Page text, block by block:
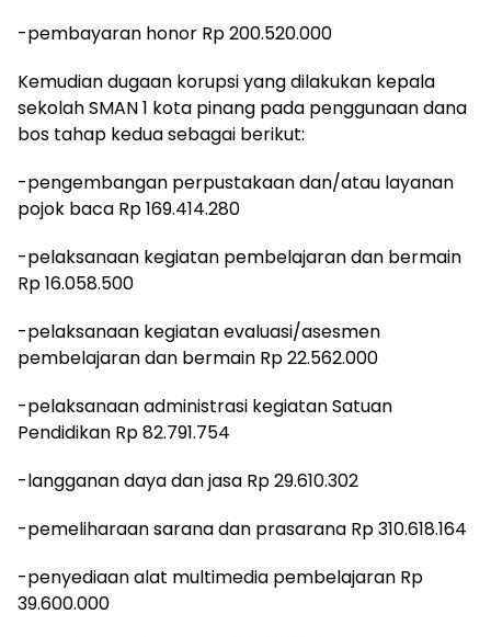
-pembayaran honor Rp 200.520.000
Kemudian dugaan korupsi yang dilakukan kepala
sekolah SMAN 1 kota pinang pada penggunaan dana
bos tahap kedua sebagai berikut:
-pengembangan perpustakaan dan/atau layanan
pojok baca Rp 169.414.280
-pelaksanaan kegiatan pembelajaran dan bermain
Rp 16.058.500
-pelaksanaan kegiatan evaluasi/asesmen
pembelajaran dan bermain Rp 22.562.000
-pelaksanaan administrasi kegiatan Satuan
Pendidikan Rp 82.791.754
-langganan daya dan jasa Rp 29.610.302
-pemeliharaan sarana dan prasarana Rp 310.618.164
-penyediaan alat multimedia pembelajaran Rp
39.600.000